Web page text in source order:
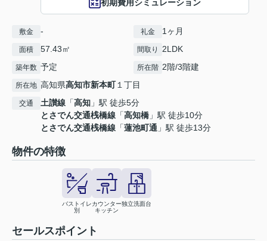
初期費用シミュレーション
敷金 - 礼金 1ヶ月
面積 57.43㎡ 間取り 2LDK
築年数 予定 所在階 2階/3階建
所在地 高知県高知市新本町１丁目
交通 土讃線 「高知 」駅 徒歩5分
とさでん交通桟橋線 「高知橋 」駅 徒歩10分
とさでん交通桟橋線 「蓮池町通 」駅 徒歩13分
物件の特徴
バストイレ
別
カウンター
キッチン
独立洗面台
セールスポイント